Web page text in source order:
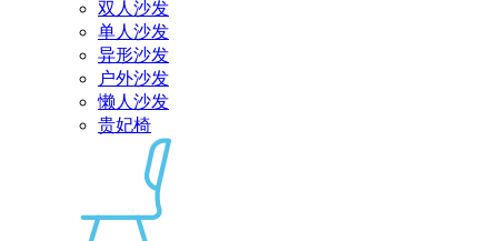
双人沙发
单人沙发
异形沙发
户外沙发
懒人沙发
贵妃椅